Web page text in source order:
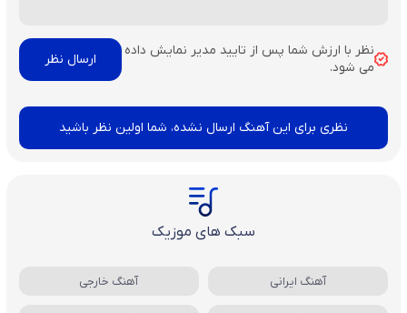
نظر با ارزش شما پس از تایید مدیر نمایش داده
می شود.
نظری برای این آهنگ ارسال نشده، شما اولین نظر باشید
سبک های موزیک
آهنگ ایرانی آهنگ خارجی